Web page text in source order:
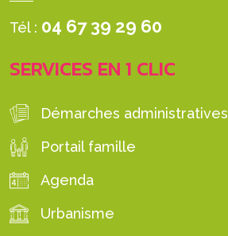
Tél : 04 67 39 29 60
SERVICES EN 1 CLIC
Démarches administratives
Portail famille
Agenda
Urbanisme